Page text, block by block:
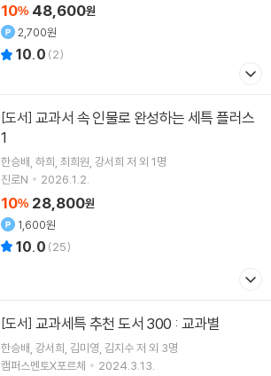
10% 48,600원
2,700원
10.0 (2)
[도서]
1
한승배 하희 최희원 강서희 저 외 1명
진로N
2026.1.2.
10% 28,800원
1,600원
10.0 (25)
[도서] 교과세특 추천 도서 300 : 교과별
한승배 강서희 김미영 김지수저 외 3명
캠퍼스멘토X포르체
2024.3.13.